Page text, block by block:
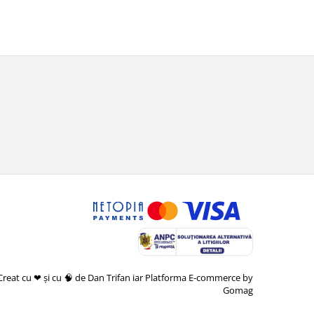
cu ❤ și cu 🧠 de Dan Trifan iar Platforma E-commerce by
Gomag